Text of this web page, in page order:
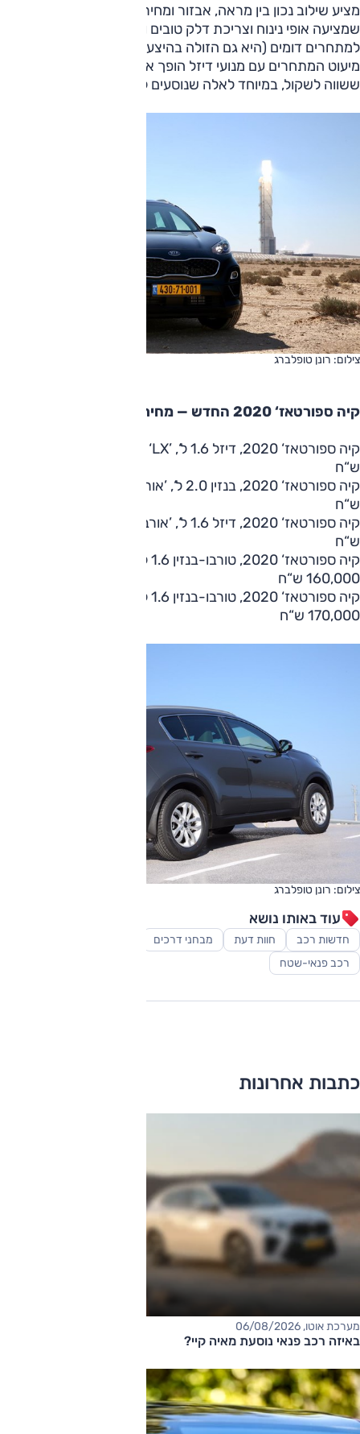
מציע שילוב נכון בין מראה, אבזור ומחיר — במיוחד בגרסת הדיזל
שמציעה אופי נינוח וצריכת דלק טובים ומוצעת במחיר נמוך ביחס
למתחרים דומים (היא גם הזולה בהיצע הספורטאז‘). נכון להיום,
מיעוט המתחרים עם מנועי דיזל הופך את הספורטאז‘ לעסקה
ששווה לשקול, במיוחד לאלה שנוסעים למרחקים.
צילום: רונן טופלברג
קיה ספורטאז‘ 2020 החדש — מחירון ורשימת גרסאות
ש“ח
ש“ח
ש“ח
קיה ספורטאז‘ 2020, טורבו-בנזין 1.6 ל‘, ’טורבו טופ‘ — החל מ-
160,000 ש“ח
קיה ספורטאז‘ 2020, טורבו-בנזין 1.6 ל‘, ’פרימיום‘ — החל מ-
170,000 ש“ח
צילום: רונן טופלברג
עוד באותו נושא
חדשות רכב חוות דעת מבחני דרכים
רכב פנאי-שטח
כתבות אחרונות
מערכת אוטו, 06/08/2026
באיזה רכב פנאי נוסעת מאיה קיי?